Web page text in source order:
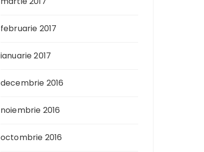
februarie 2017
ianuarie 2017
decembrie 2016
noiembrie 2016
octombrie 2016